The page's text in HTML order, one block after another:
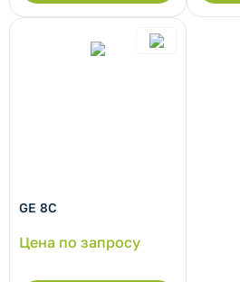
GE 8C
Цена по запросу